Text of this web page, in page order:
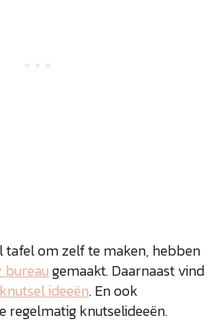
tafel om zelf te maken, hebben
bureaugemaakt. Daarnaast vind
knutsel ideeën. En ook
regelmatig knutselideeën.